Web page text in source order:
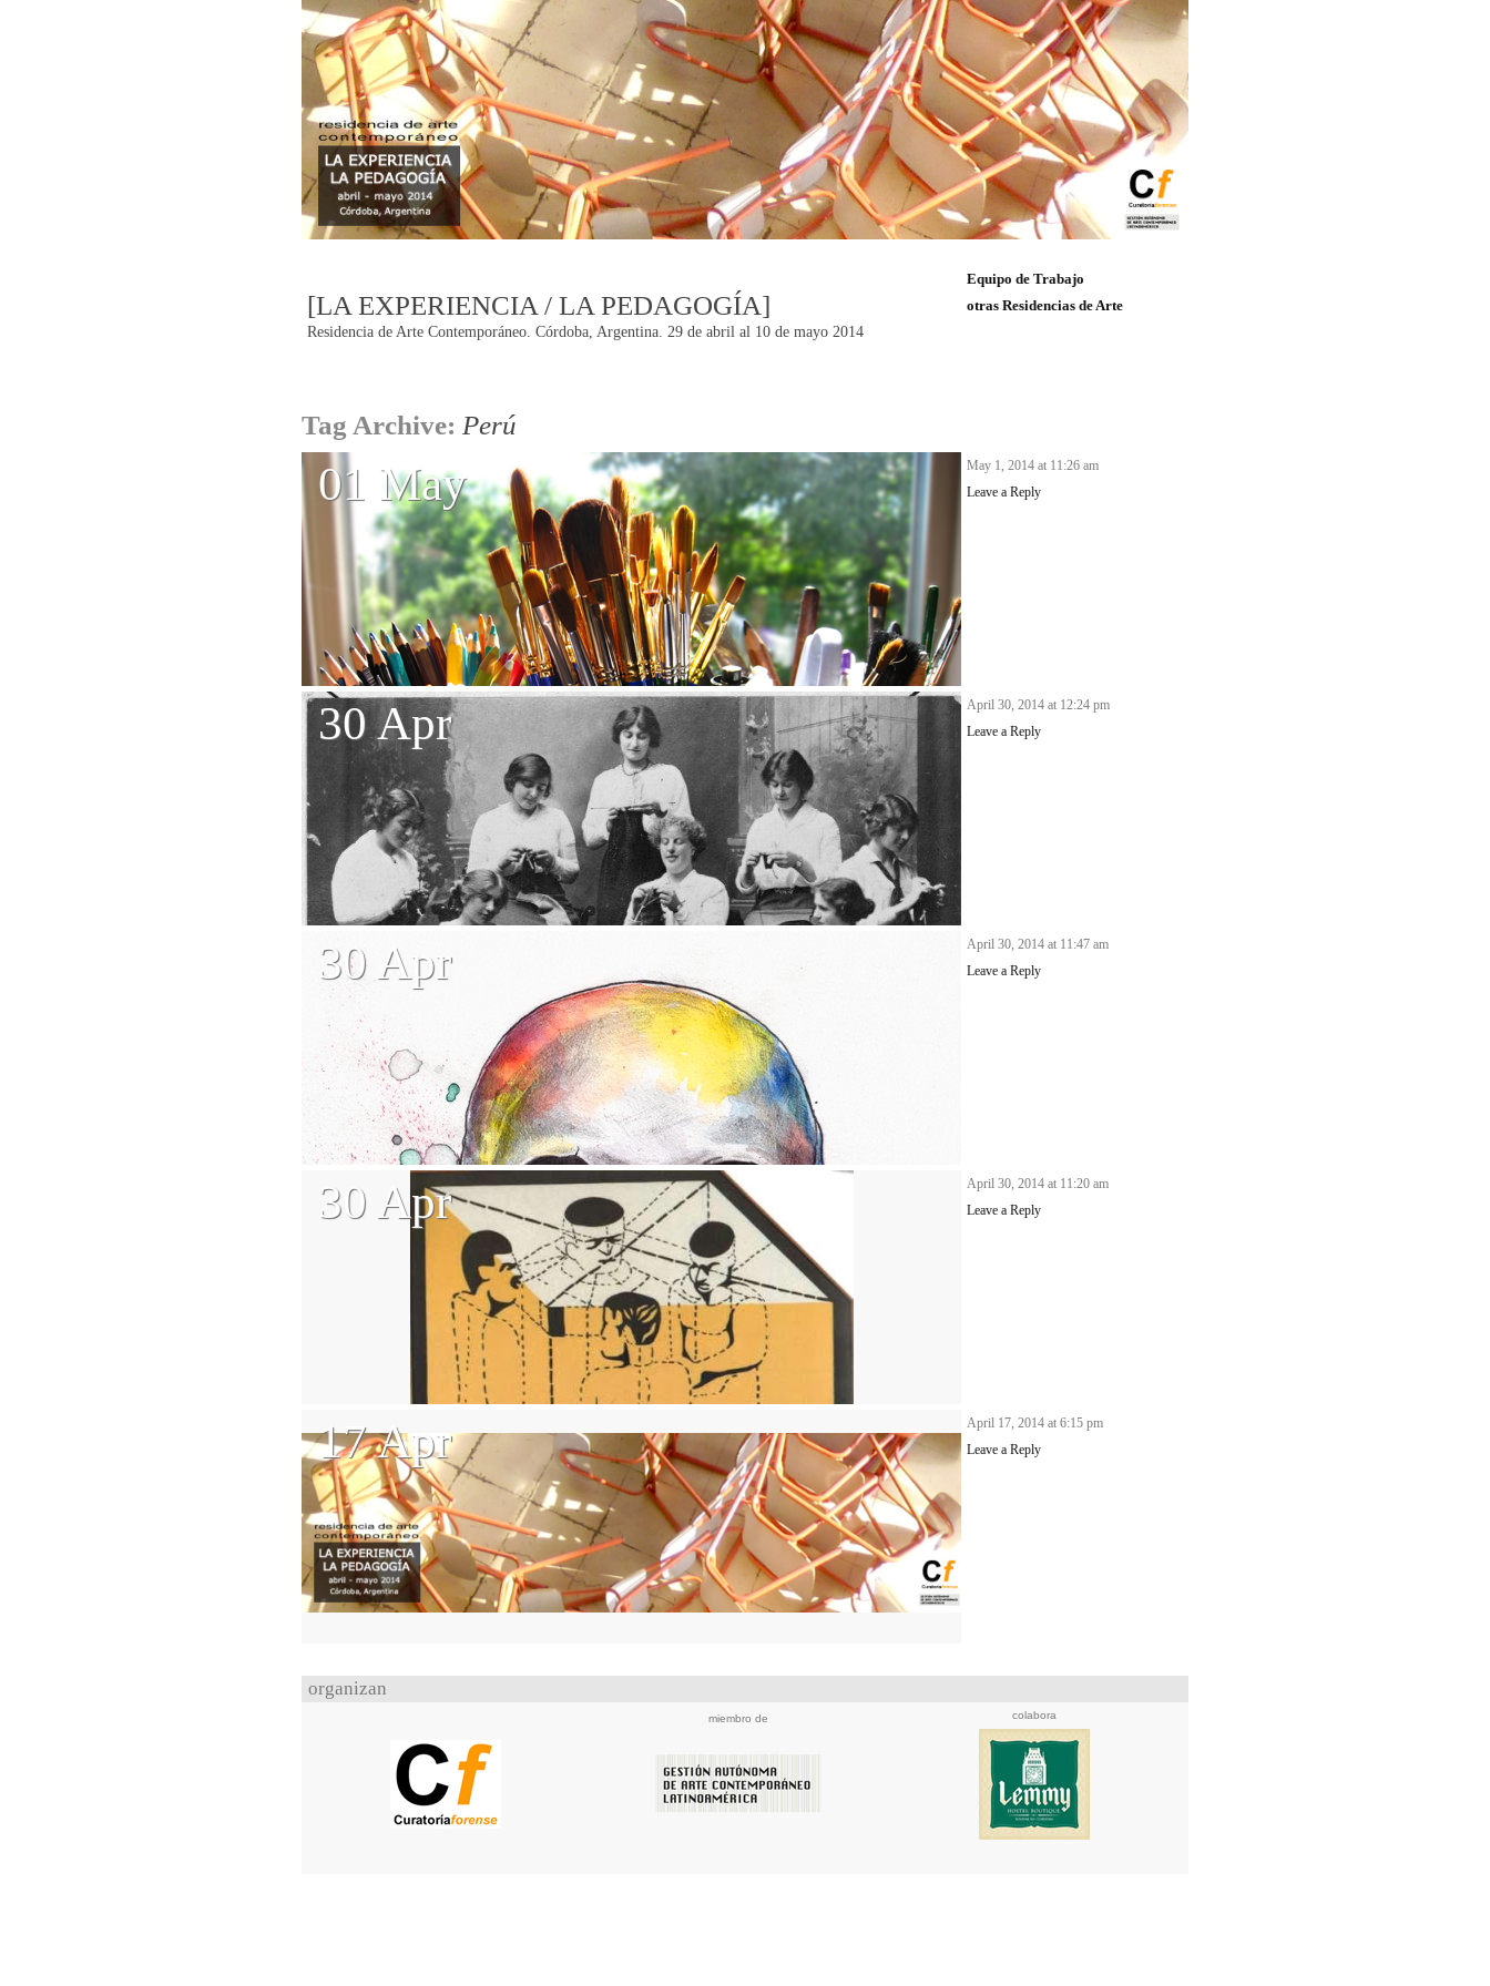
[LA EXPERIENCIA / LA PEDAGOGÍA]
Residencia de Arte Contemporáneo. Córdoba, Argentina. 29 de abril al 10 de mayo 2014
Equipo de Trabajo
otras Residencias de Arte
Post
navigation
Tag Archive: Perú
01 May
May 1, 2014 at 11:26 am
Leave a Reply
30 Apr
April 30, 2014 at 12:24 pm
Leave a Reply
30 Apr
April 30, 2014 at 11:47 am
Leave a Reply
30 Apr
April 30, 2014 at 11:20 am
Leave a Reply
17 Apr
April 17, 2014 at 6:15 pm
Leave a Reply
organizan
miembro de colabora